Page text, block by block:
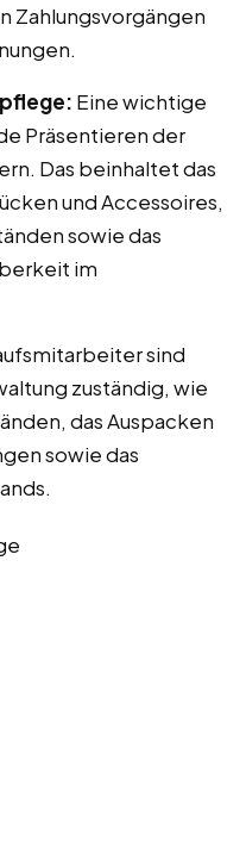
Zahlungsvorgängen
Eine wichtige
Präsentieren der
Das beinhaltet das
und Accessoires,
sowie das
im
sind
zuständig, wie
das Auspacken
sowie das